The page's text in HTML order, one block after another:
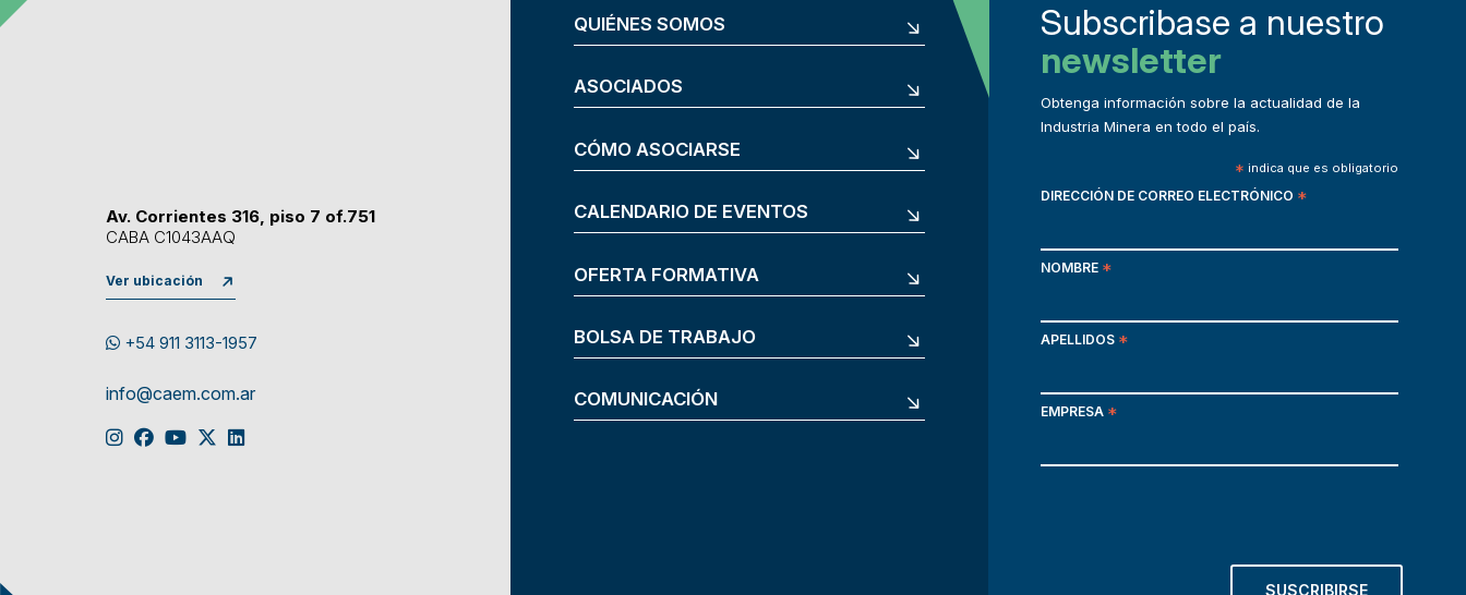
Av. Corrientes 316, piso 7 of.751
CABA C1043AAQ
Ver ubicación
+54 911 3113-1957
info@caem.com.ar
QUIÉNES SOMOS
ASOCIADOS
CÓMO ASOCIARSE
CALENDARIO DE EVENTOS
OFERTA FORMATIVA
BOLSA DE TRABAJO
COMUNICACIÓN
Subscribase a nuestro
newsletter
Obtenga información sobre la actualidad de la
Industria Minera en todo el país.
* indica que es obligatorio
DIRECCIÓN DE CORREO ELECTRÓNICO *
NOMBRE *
APELLIDOS *
EMPRESA *